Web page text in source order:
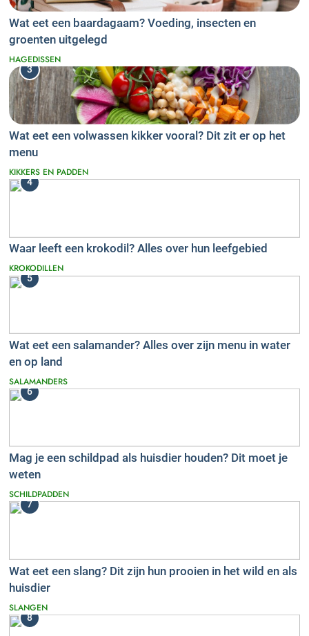
Wat eet een baardagaam? Voeding, insecten en
groenten uitgelegd
HAGEDISSEN
3
Wat eet een volwassen kikker vooral? Dit zit er op het
menu
KIKKERS EN PADDEN
4
Waar leeft een krokodil? Alles over hun leefgebied
KROKODILLEN
5
Wat eet een salamander? Alles over zijn menu in water
en op land
SALAMANDERS
6
Mag je een schildpad als huisdier houden? Dit moet je
weten
SCHILDPADDEN
7
Wat eet een slang? Dit zijn hun prooien in het wild en als
huisdier
SLANGEN
8